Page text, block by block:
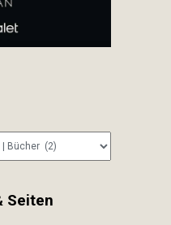
Seiten